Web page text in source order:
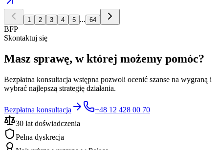
1 2 3 4 5 ... 64
BFP
Skontaktuj się
Masz sprawę, w której możemy pomóc?
Bezpłatna konsultacja wstępna pozwoli ocenić szanse na wygraną i
wybrać najlepszą strategię działania.
Bezpłatna konsultacja
+48 12 428 00 70
30 lat doświadczenia
Pełna dyskrecja